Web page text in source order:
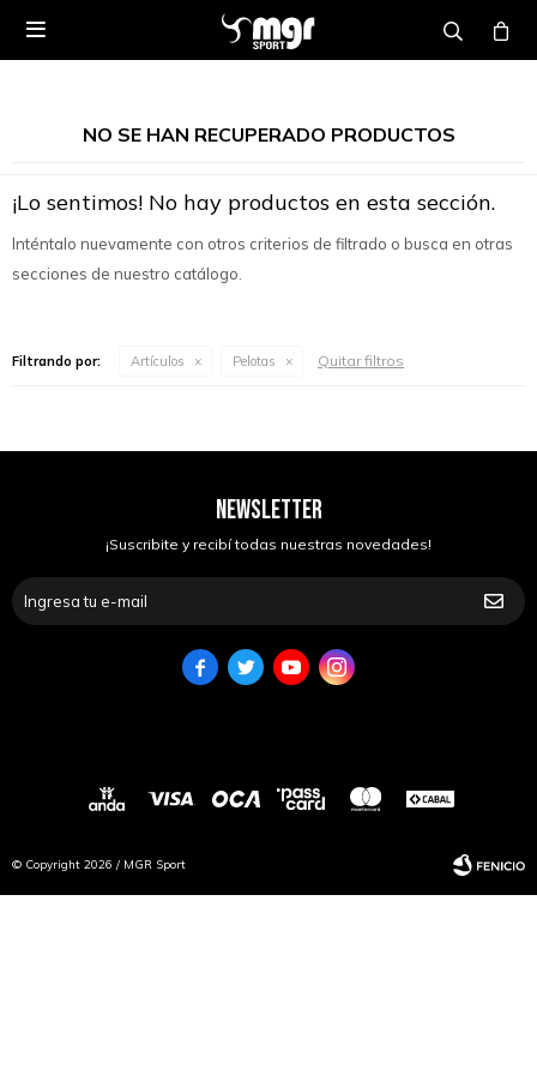

NO SE HAN RECUPERADO PRODUCTOS
¡Lo sentimos! No hay productos en esta sección.
Inténtalo nuevamente con otros criterios de filtrado o busca en otras
secciones de nuestro catálogo.
Filtrando por: Artículos Pelotas Quitar filtros
NEWSLETTER
¡Suscribite y recibí todas nuestras novedades!
   
© Copyright 2026 / MGR Sport